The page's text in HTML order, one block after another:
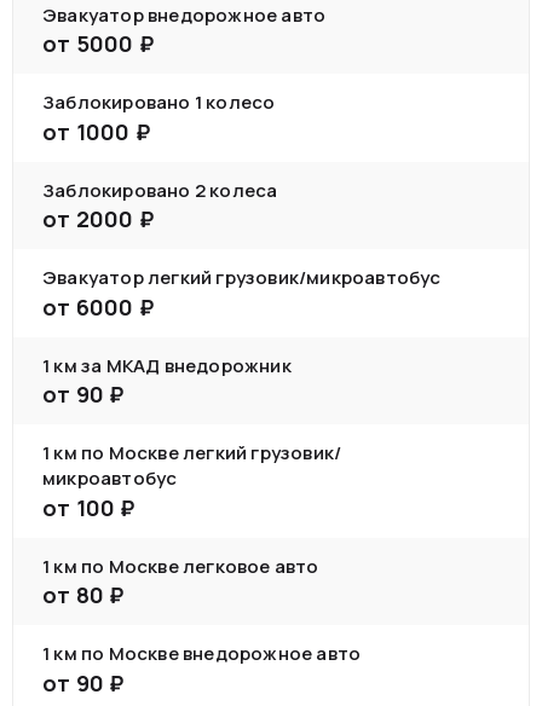
Эвакуатор внедорожное авто
от 5000 ₽
Заблокировано 1 колесо
от 1000 ₽
Заблокировано 2 колеса
от 2000 ₽
Эвакуатор легкий грузовик/микроавтобус
от 6000 ₽
1 км за МКАД внедорожник
от 90 ₽
1 км по Москве легкий грузовик/
микроавтобус
от 100 ₽
1 км по Москве легковое авто
от 80 ₽
1 км по Москве внедорожное авто
от 90 ₽